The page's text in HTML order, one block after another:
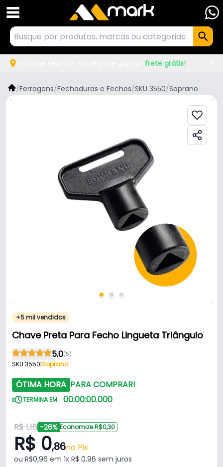
frete grátis!
/Ferragens/Fechaduras e Fechos/SKU 3550/Soprano
+5 mil vendidos
Chave Preta Para Fecho Lingueta Triângulo
5.0(5)
SKU 3550|Soprano
ÓTIMA HORA PARA COMPRAR!
TERMINA EM 00:00:00.000
R$ 1,16 -26% Economize R$0,30
R$ 0,86no Pix
ou R$0,96 em 1x R$ 0,96 sem juros